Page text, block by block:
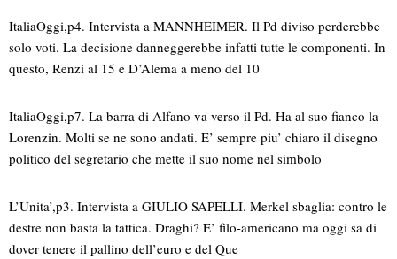
ItaliaOggi,p4. Intervista a MANNHEIMER. Il Pd diviso perderebbe
solo voti. La decisione danneggerebbe infatti tutte le componenti. In
questo, Renzi al 15 e D’Alema a meno del 10
ItaliaOggi,p7. La barra di Alfano va verso il Pd. Ha al suo fianco la
Lorenzin. Molti se ne sono andati. E’ sempre piu’ chiaro il disegno
politico del segretario che mette il suo nome nel simbolo
L’Unita’,p3. Intervista a GIULIO SAPELLI. Merkel sbaglia: contro le
destre non basta la tattica. Draghi? E’ filo-americano ma oggi sa di
dover tenere il pallino dell’euro e del Que